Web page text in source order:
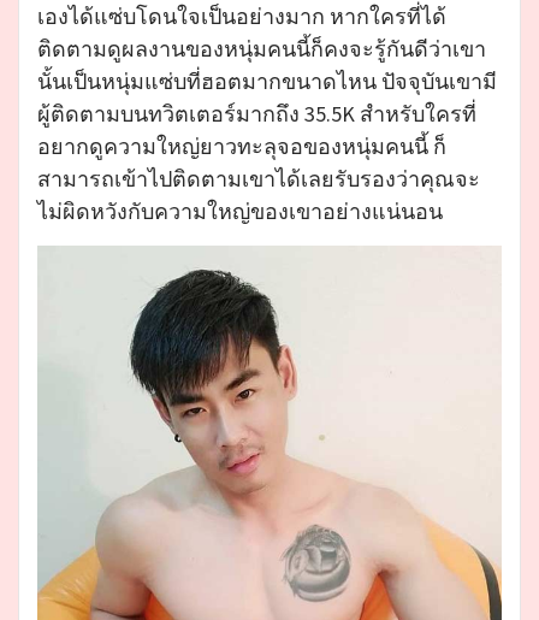
เองได้แซ่บโดนใจเป็นอย่างมาก หากใครที่ได้
ติดตามดูผลงานของหนุ่มคนนี้ก็คงจะรู้กันดีว่าเขา
นั้นเป็นหนุ่มแซ่บที่ฮอตมากขนาดไหน ปัจจุบันเขามี
ผู้ติดตามบนทวิตเตอร์มากถึง 35.5K สำหรับใครที่
อยากดูความใหญ่ยาวทะลุจอของหนุ่มคนนี้ ก็
สามารถเข้าไปติดตามเขาได้เลยรับรองว่าคุณจะ
ไม่ผิดหวังกับความใหญ่ของเขาอย่างแน่นอน